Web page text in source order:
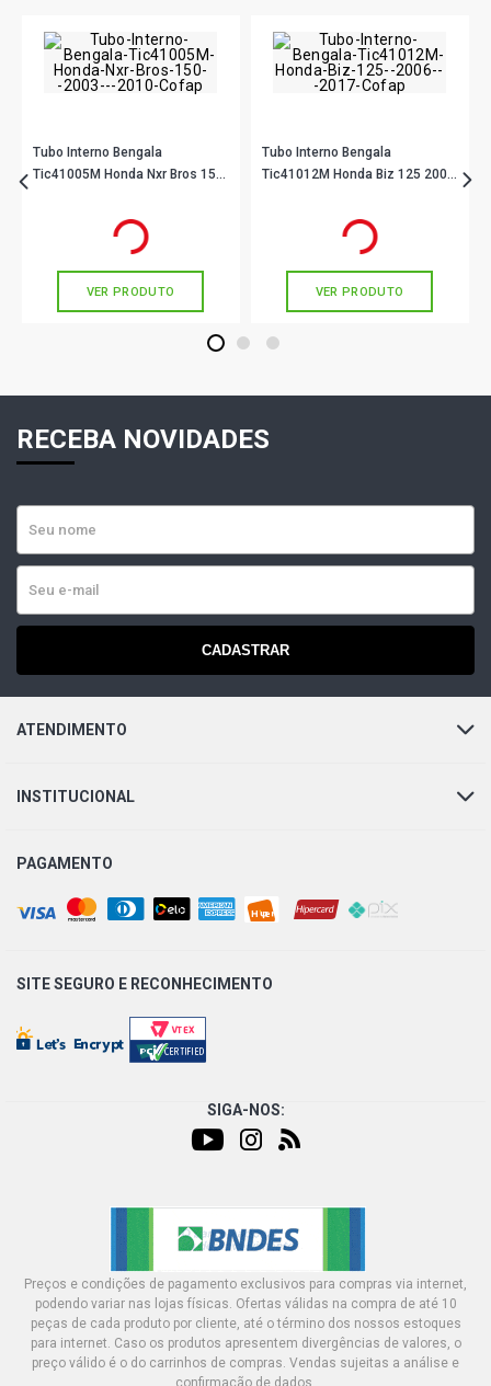
Tubo Interno Bengala
Tic41005M Honda Nxr Bros 150
em até 4x de
VER PRODUTO
Tubo Interno Bengala
Tic41012M Honda Biz 125 2006
em até 2x de
VER PRODUTO
1 2 3
RECEBA NOVIDADES
CADASTRAR
ATENDIMENTO
INSTITUCIONAL
PAGAMENTO
SITE SEGURO E RECONHECIMENTO
SIGA-NOS:
Preços e condições de pagamento exclusivos para compras via internet,
podendo variar nas lojas físicas. Ofertas válidas na compra de até 10
peças de cada produto por cliente, até o término dos nossos estoques
para internet. Caso os produtos apresentem divergências de valores, o
preço válido é o do carrinhos de compras. Vendas sujeitas a análise e
confirmação de dados.